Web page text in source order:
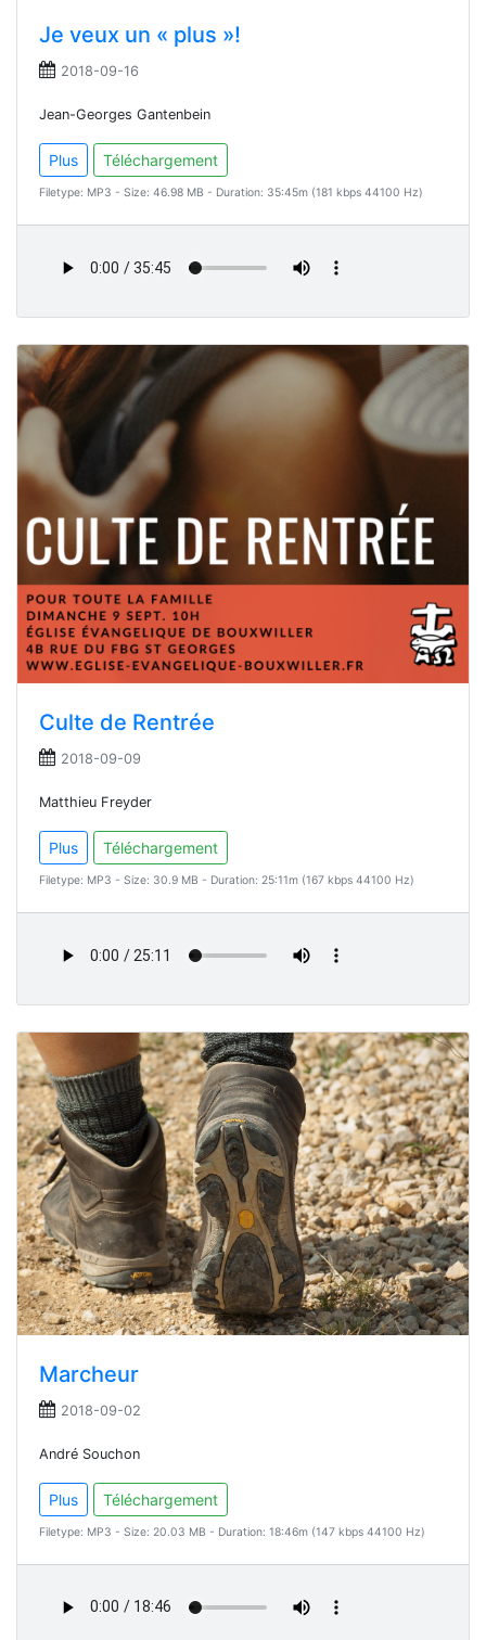
Je veux un « plus »!
2018-09-16
Jean-Georges Gantenbein
Plus Téléchargement
Filetype: MP3 - Size: 46.98 MB - Duration: 35:45m (181 kbps 44100 Hz)
Culte de Rentrée
2018-09-09
Matthieu Freyder
Plus Téléchargement
Filetype: MP3 - Size: 30.9 MB - Duration: 25:11m (167 kbps 44100 Hz)
Marcheur
2018-09-02
André Souchon
Plus Téléchargement
Filetype: MP3 - Size: 20.03 MB - Duration: 18:46m (147 kbps 44100 Hz)